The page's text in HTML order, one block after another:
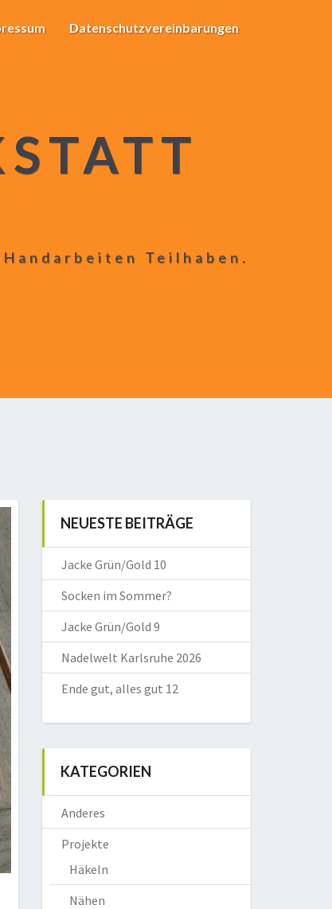
Datenschutzvereinbarungen
Teilhaben.
NEUESTE BEITRÄGE
Jacke Grün/Gold 10
Socken im Sommer?
Jacke Grün/Gold 9
Nadelwelt Karlsruhe 2026
Ende gut, alles gut 12
KATEGORIEN
Anderes
Projekte
Häkeln
Nähen